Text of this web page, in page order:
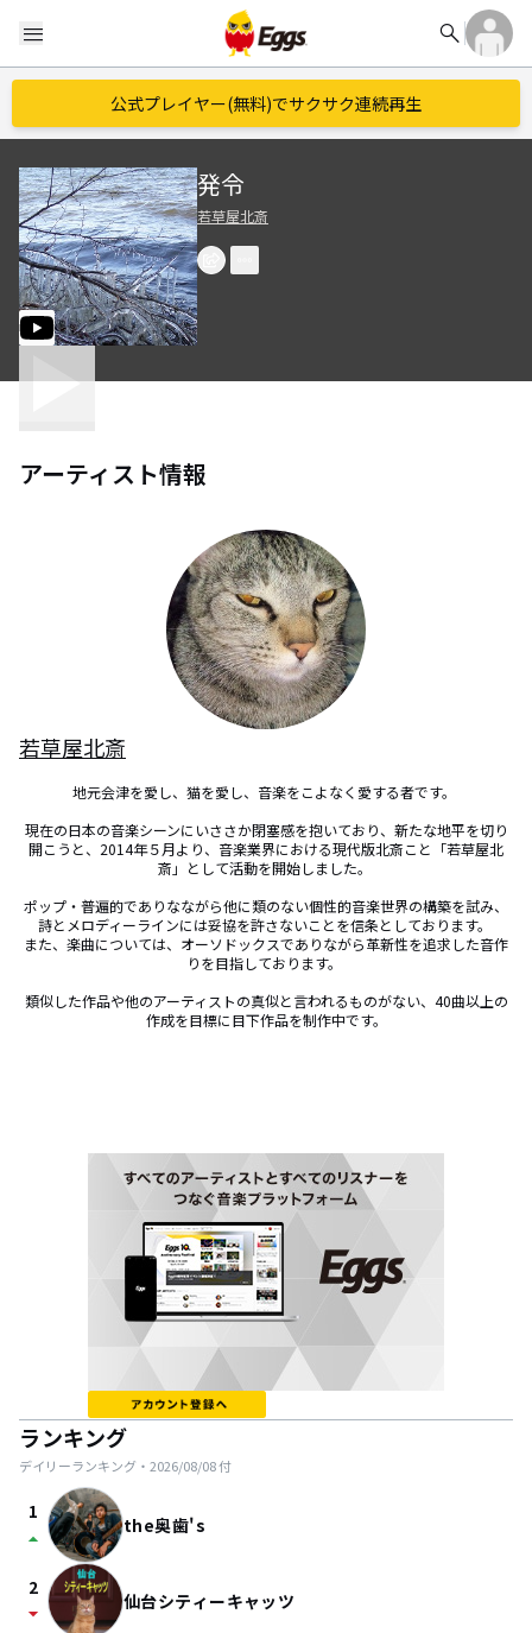
menu search
公式プレイヤー(無料)でサクサク連続再生
発令
若草屋北斎
アーティスト情報
若草屋北斎
地元会津を愛し、猫を愛し、音楽をこよなく愛する者です。
現在の日本の音楽シーンにいささか閉塞感を抱いており、新たな地平を切り
開こうと、2014年５月より、音楽業界における現代版北斎こと「若草屋北
斎」として活動を開始しました。
ポップ・普遍的でありなながら他に類のない個性的音楽世界の構築を試み、
詩とメロディーラインには妥協を許さないことを信条としております。
また、楽曲については、オーソドックスでありながら革新性を追求した音作
りを目指しております。
類似した作品や他のアーティストの真似と言われるものがない、40曲以上の
作成を目標に目下作品を制作中です。
ランキング
デイリーランキング・ 2026/08/08付
1
arrow_drop_up the奥歯's
2
arrow_drop_down 仙台シティーキャッツ